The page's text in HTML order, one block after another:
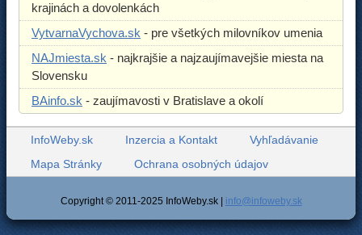
krajinách a dovolenkách
VytvarnaVychova.sk - pre všetkých milovníkov umenia
NAJmiesta.sk - najkrajšie a najzaujímavejšie miesta na
Slovensku
BAinfo.sk - zaujímavosti v Bratislave a okolí
InfoWeby.sk Inzercia a Kontakt
Vyhľadávanie
Mapa Stránky
Ochrana osobných údajov
Copyright © 2011-2025 InfoWeby.sk | info@infoweby.sk